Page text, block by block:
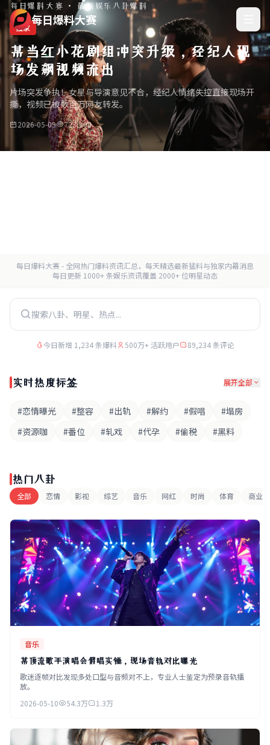
每日爆料大赛
每日爆料大赛 · 最新娱乐八卦爆料
独家
某当红小花剧组冲突升级，经纪人现
场发飙视频流出
片场突发争执！女星与导演意见不合，经纪人情绪失控直接现场开
撕，视频已被数百万网友转发。
2026-05-09 723,100
每日爆料大赛 - 全网热门爆料资讯汇总，每天精选最新猛料与独家内幕消息
每日更新 1000+ 条娱乐资讯覆盖 2000+ 位明星动态
今日新增 1,234 条爆料 500万+ 活跃用户 89,234 条评论
实时热度标签 展开全部
#恋情曝光 #整容 #出轨 #解约 #假唱
#塌房
#资源咖
#番位 #轧戏 #代孕 #偷税 #黑料
热门八卦
全部 恋情 影视 综艺 音乐 网红 时尚 体育 商业
音乐
某顶流歌手演唱会假唱实锤，现场音轨对比曝光
歌迷逐帧对比发现多处口型与音频对不上，专业人士鉴定为预录音轨播
放。
2026-05-10
54.3万 1.3万